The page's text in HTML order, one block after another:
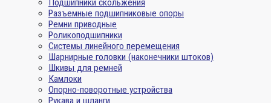
Разъемные подшипниковые опоры
Ремни приводные
Роликоподшипники
Системы линейного перемещения
Шарнирные головки (наконечники штоков)
Шкивы для ремней
Камлоки
Опорно-поворотные устройства
Рукава и шланги